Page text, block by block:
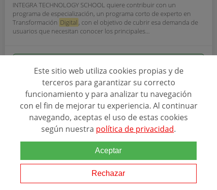
INTEGRA TECHNOLOGY SCHOOL quiere contribuir con un
programa de especialización, un programa corto de experto en
Transformación Digital , con el objetivo de cubrir esa demanda de
usuarios que necesitan conocer los principales...
SOLICITAR INFORMACIÓN
Este sitio web utiliza cookies propias y de
terceros para garantizar su correcto
funcionamiento y para analizar tu navegación
con el fin de mejorar tu experiencia. Al continuar
navegando, aceptas el uso de estas cookies
según nuestra política de privacidad.
Aceptar
Rechazar